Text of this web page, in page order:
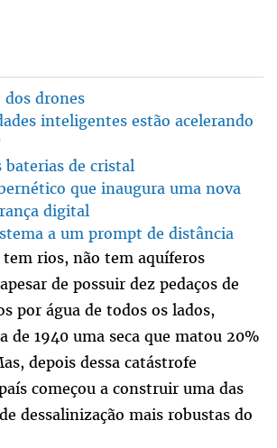
dos drones
inteligentes estão acelerando
baterias de cristal
que inaugura uma nova
digital
a um prompt de distância
tem rios, não tem aquíferos
de possuir dez pedaços de
por água de todos os lados,
de 1940 uma seca que matou 20%
depois dessa catástrofe
começou a construir uma das
dessalinização mais robustas do